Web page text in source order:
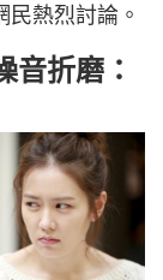
熱烈討論。
音折磨：